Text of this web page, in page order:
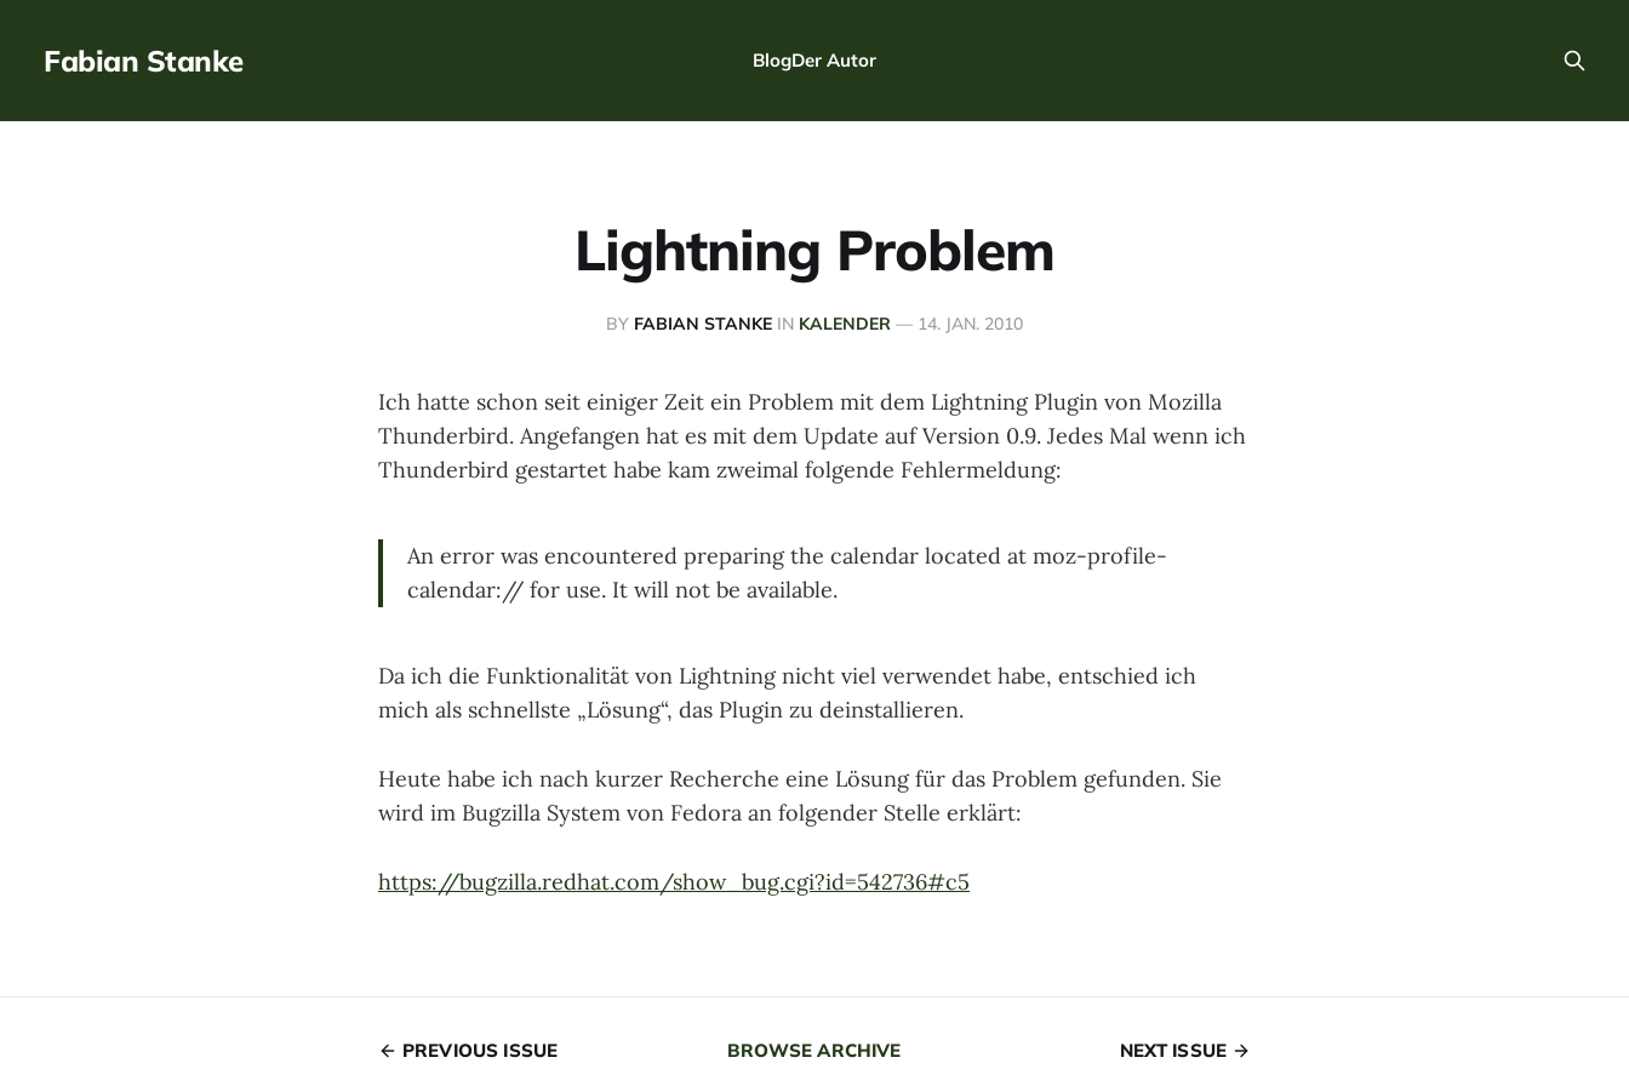
Fabian Stanke BlogDer Autor
Lightning Problem
BY FABIAN STANKE IN KALENDER — 14. JAN. 2010
Ich hatte schon seit einiger Zeit ein Problem mit dem Lightning Plugin von Mozilla
Thunderbird. Angefangen hat es mit dem Update auf Version 0.9. Jedes Mal wenn ich
Thunderbird gestartet habe kam zweimal folgende Fehlermeldung:
An error was encountered preparing the calendar located at moz-profile-
calendar:// for use. It will not be available.
Da ich die Funktionalität von Lightning nicht viel verwendet habe, entschied ich
mich als schnellste „Lösung“, das Plugin zu deinstallieren.
Heute habe ich nach kurzer Recherche eine Lösung für das Problem gefunden. Sie
wird im Bugzilla System von Fedora an folgender Stelle erklärt:
https://bugzilla.redhat.com/show_bug.cgi?id=542736#c5
PREVIOUS ISSUE BROWSE ARCHIVE NEXT ISSUE